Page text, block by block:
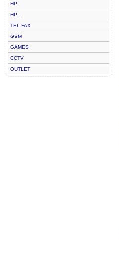
HP
HP_
TEL-FAX
GSM
GAMES
CCTV
OUTLET